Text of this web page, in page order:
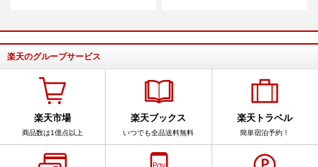
楽天のグループサービス
楽天市場
商品数は1億点以上
楽天ブックス
いつでも全品送料無料
楽天トラベル
簡単宿泊予約！